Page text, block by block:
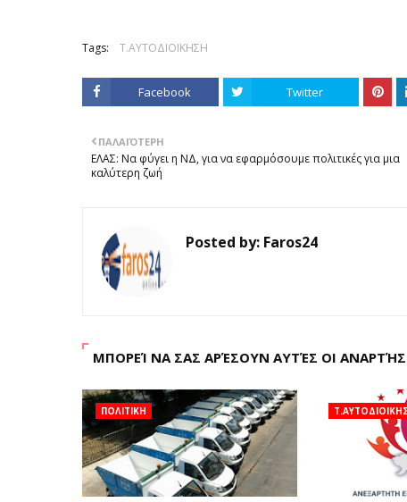
Tags: Τ.ΑΥΤΟΔΙΟΙΚΗΣΗ
Facebook Twitter
ΠΑΛΑΙΌΤΕΡΗ
ΕΛΑΣ: Να φύγει η ΝΔ, για να εφαρμόσουμε πολιτικές για μια
καλύτερη ζωή
Posted by: Faros24
ΜΠΟΡΕΊ ΝΑ ΣΑΣ ΑΡΈΣΟΥΝ ΑΥΤΈΣ ΟΙ
ΠΟΛΙΤΙΚΗ